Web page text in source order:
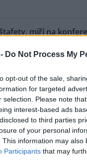
Do Not Process My
opt-out of the sale,
for targeted
selection. Please note
interest-based ads
to third parties
of your personal
This information may
Participants that may
míří na
cyklistické štafety
Účastníci vyrazili z
Belému, kde se
konference
národů (OSN) o
se v listopadu
konferencideset
necelé tři dny. Včera
hl. m. Prahy Jana